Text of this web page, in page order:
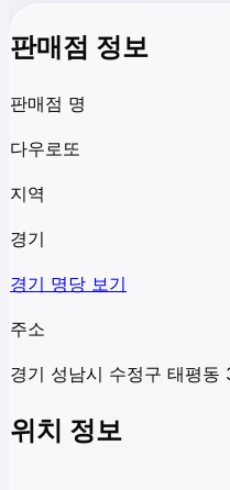
판매점 정보
판매점 명
다우로또
지역
경기
경기 명당 보기
주소
경기 성남시 수정구 태평동
위치 정보